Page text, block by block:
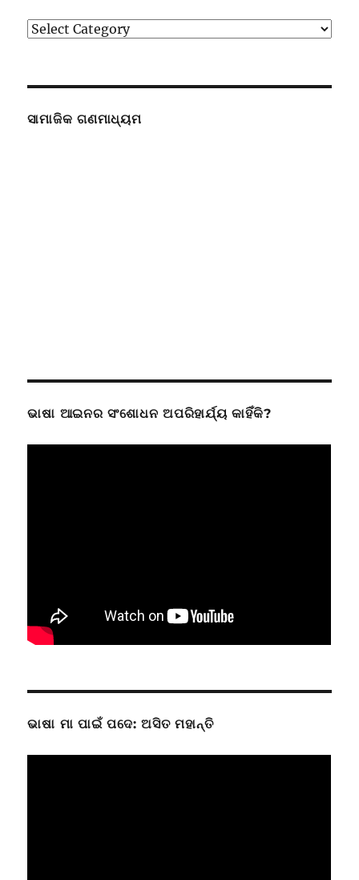
ବିଭାଗ
ସାମାଜିକ ଗଣମାଧ୍ୟମ
ଭାଷା ଆଇନର ସଂଶୋଧନ ଅପରିହାର୍ଯ୍ୟ କାହିଁକି?
ଭାଷା ମା ପାଇଁ ପଦେ: ଅସିତ ମହାନ୍ତି